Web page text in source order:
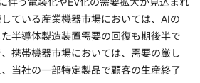
ている産業機器市場においては、AIの
半導体製造装置需要の回復も期後半で
携帯機器市場においては、需要の厳し
当社の一部特定製品で顧客の生産終了